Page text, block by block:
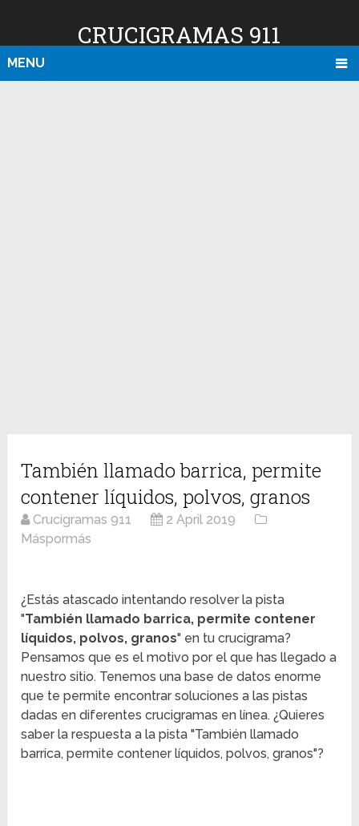
CRUCIGRAMAS 911
MENU
También llamado barrica, permite
contener líquidos, polvos, granos
Crucigramas 911
2 April 2019
Máspormás
¿Estás atascado intentando resolver la pista
"También llamado barrica, permite contener
líquidos, polvos, granos" en tu crucigrama?
Pensamos que es el motivo por el que has llegado a
nuestro sitio. Tenemos una base de datos enorme
que te permite encontrar soluciones a las pistas
dadas en diferentes crucigramas en línea. ¿Quieres
saber la respuesta a la pista "También llamado
barrica, permite contener líquidos, polvos, granos"?